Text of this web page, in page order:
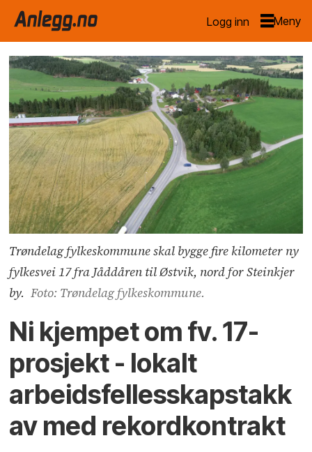
Logg inn
Trøndelag fylkeskommune skal bygge fire kilometer ny
fylkesvei 17 fra Jåddåren til Østvik, nord for Steinkjer
by. Foto: Trøndelag fylkeskommune.
Ni kjempet om fv. 17-
prosjekt - lokalt
arbeidsfellesskapstakk
av med rekordkontrakt